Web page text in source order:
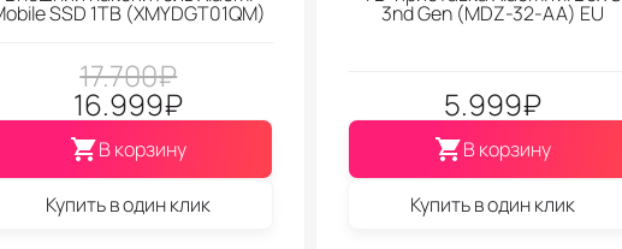
SSD 1TB (XMYDGT01QM)
17.700₽
16.999₽
В корзину
Купить в один клик
3nd Gen (МDZ-32-АА) EU
5.999₽
В корзину
Купить в один клик